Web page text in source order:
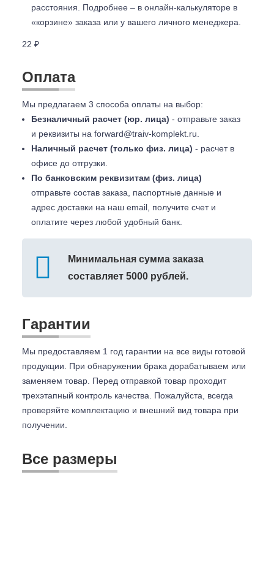
расстояния. Подробнее – в онлайн-калькуляторе в
«корзине» заказа или у вашего личного менеджера.
22 ₽
Оплата
Мы предлагаем 3 способа оплаты на выбор:
Безналичный расчет (юр. лица) - отправьте заказ
и реквизиты на forward@traiv-komplekt.ru
Наличный расчет (только физ. лица) - расчет в
офисе до отгрузки.
По банковским реквизитам (физ. лица)
отправьте состав заказа, паспортные данные и
адрес доставки на наш email, получите счет и
оплатите через любой удобный банк.
Минимальная сумма заказа
составляет 5000 рублей.
Гарантии
Мы предоставляем 1 год гарантии на все виды готовой
продукции. При обнаружении брака дорабатываем или
заменяем товар. Перед отправкой товар проходит
трехэтапный контроль качества. Пожалуйста, всегда
проверяйте комплектацию и внешний вид товара при
получении.
Все размеры